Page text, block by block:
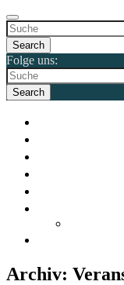
Search
Folge uns:
Search
Archiv: